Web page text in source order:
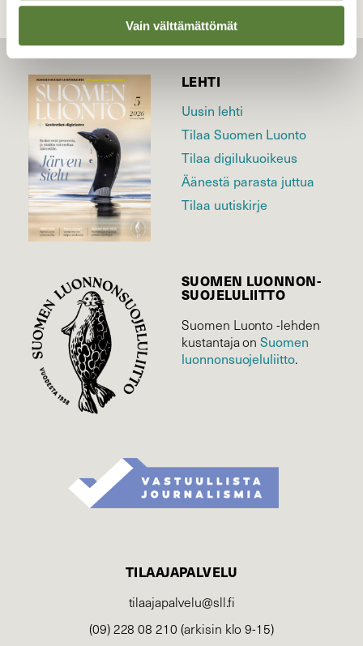
Vain välttämättömät
LEHTI
Uusin lehti
Tilaa Suomen Luonto
Tilaa digilukuoikeus
Äänestä parasta juttua
Tilaa uutiskirje
SUOMEN LUONNON­
SUOJELU­LIITTO
Suomen Luonto -lehden
kustantaja onSuomen
luonnonsuojelu­liitto.
TILAAJAPALVELU
tilaajapalvelu@sll.fi
(09) 228 08 210 (arkisin klo 9-15)